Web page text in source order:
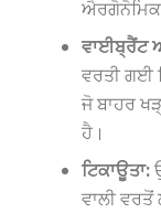
ਵਾਈਬ੍ਰੈਂਟ
ਵਰਤੀ ਗਈ
ਜੋ ਬਾਹਰ
ਹੈ।
ਟਿਕਾਊਤਾ:
ਵਾਲੀ